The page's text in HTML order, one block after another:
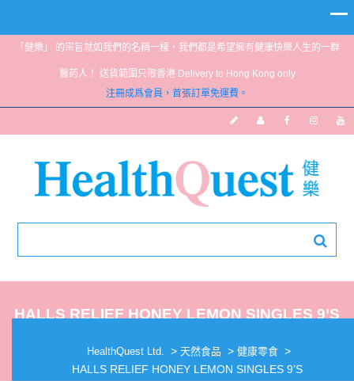
「健樂」 的宗旨就如我們的名稱一樣，我們都是希望擁有健康快樂人生的一群
醫葯人！ 送貨範圍只限香港 Delivery to Hong Kong only
注冊成爲會員，首張訂單免運費。
HALLS RELIEF HONEY LEMON SINGLES 9’S
HealthQuest Ltd. > 天然食品 > 健康零食 >
HALLS RELIEF HONEY LEMON SINGLES 9’S